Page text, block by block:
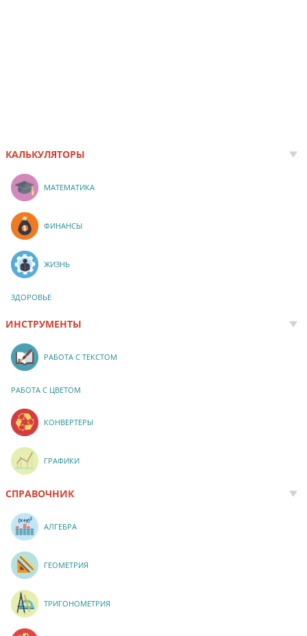
КАЛЬКУЛЯТОРЫ
МАТЕМАТИКА
ФИНАНСЫ
ЖИЗНЬ
ЗДОРОВЬЕ
ИНСТРУМЕНТЫ
РАБОТА С ТЕКСТОМ
РАБОТА С ЦВЕТОМ
КОНВЕРТЕРЫ
ГРАФИКИ
СПРАВОЧНИК
АЛГЕБРА
ГЕОМЕТРИЯ
ТРИГОНОМЕТРИЯ